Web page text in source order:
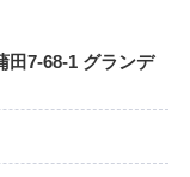
田7-68-1 グランデ